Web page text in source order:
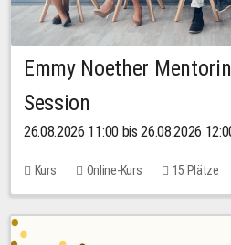
Emmy Noether
Session
26.08.2026 11:00 bis 26.08.2026
Kurs Online-Kurs 15 Plätze